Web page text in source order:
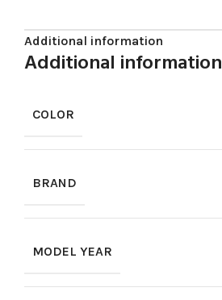
Additional information
Additional information
COLOR
BRAND
MODEL YEAR